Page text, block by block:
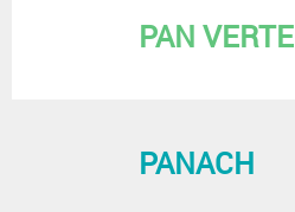
PAN VERTE
PANACH